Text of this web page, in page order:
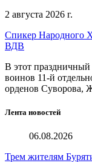
2 августа 2026 г.
Спикер Народного
ВДВ
В этот праздничный
воинов 11-й
орденов Суворова,
Лента новостей
06.08.2026
Трем жителям